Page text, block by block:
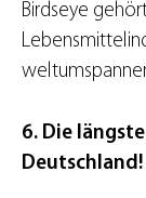
Birdseye
6. Die
Deutschland!